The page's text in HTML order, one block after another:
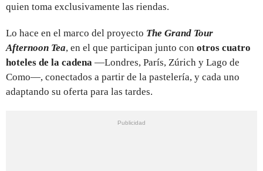
quien toma exclusivamente las riendas.
Lo hace en el marco del proyecto The Grand Tour
Afternoon Tea, en el que participan junto con otros cuatro
hoteles de la cadena —Londres, París, Zúrich y Lago de
Como—, conectados a partir de la pastelería, y cada uno
adaptando su oferta para las tardes.